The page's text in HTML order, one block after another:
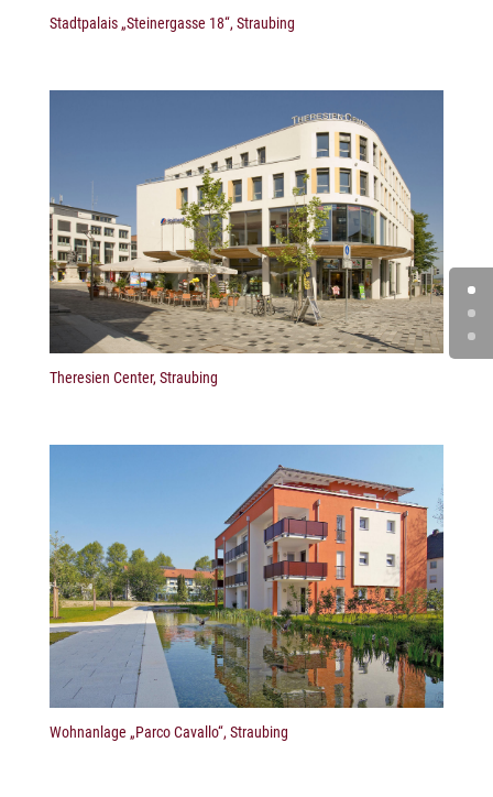
Stadtpalais „Steinergasse 18“, Straubing
Theresien Center, Straubing
Wohnanlage „Parco Cavallo“, Straubing